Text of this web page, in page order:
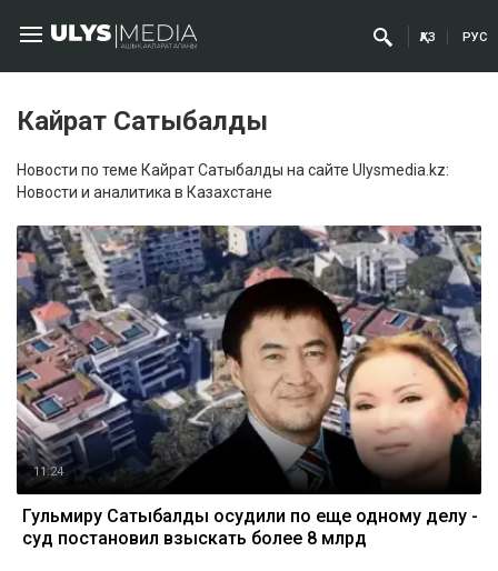
ҚАЗ РУС
Кайрат Сатыбалды
Новости по теме Кайрат Сатыбалды на сайте Ulysmedia.kz:
Новости и аналитика в Казахстане
11:24
Гульмиру Сатыбалды осудили по еще одному делу -
суд постановил взыскать более 8 млрд